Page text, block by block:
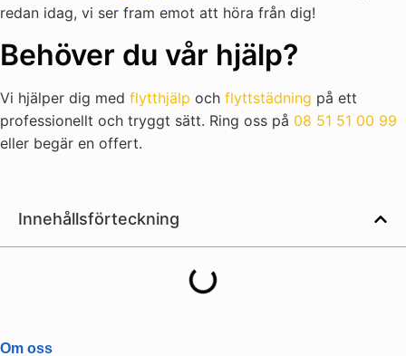
redan idag, vi ser fram emot att höra från dig!
Behöver du vår hjälp?
Vi hjälper dig med flytthjälp och flyttstädning på ett
professionellt och tryggt sätt. Ring oss på 08 51 51 00 99
eller begär en offert.
Innehållsförteckning
Om oss